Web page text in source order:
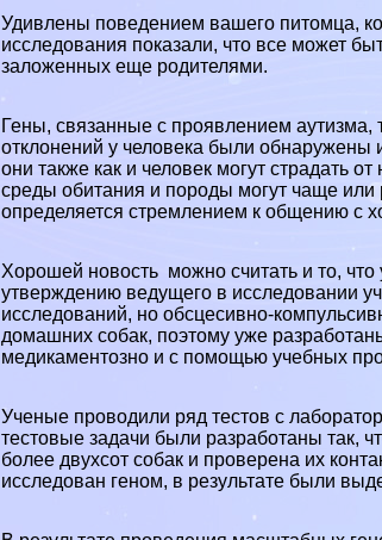
Удивлены поведением вашего питомца,
исследования показали, что все может
заложенных еще родителями.
Гены, связанные с проявлением аутизма,
отклонений у человека были обнаружены
они также как и человек могут страдать
среды обитания и породы могут чаще или
определяется стремлением к общению с
Хорошей новость можно считать и то,
утверждению ведущего в исследовании
исследований, но обсцесивно-
домашних собак, поэтому уже
медикаментозно и с помощью учебных
Ученые проводили ряд тестов с
тестовые задачи были разработаны так,
более двухсот собак и проверена их
исследован геном, в результате были